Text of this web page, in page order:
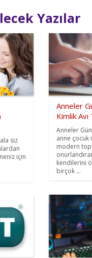
Yazılar
siz
için
Anneler
Kimlik
Anneler
anne çocuk
modern
kendilerini
birçok ...